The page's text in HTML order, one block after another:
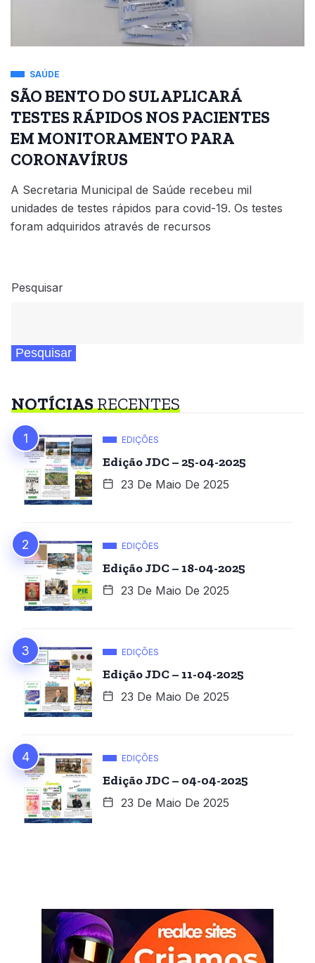
SAÚDE
SÃO BENTO DO SUL APLICARÁ
TESTES RÁPIDOS NOS PACIENTES
EM MONITORAMENTO PARA
CORONAVÍRUS
A Secretaria Municipal de Saúde recebeu mil
unidades de testes rápidos para covid-19. Os testes
foram adquiridos através de recursos
Pesquisar
Pesquisar
NOTÍCIASRECENTES
EDIÇÕES
Edição JDC – 25-04-2025
23 De Maio De 2025
EDIÇÕES
Edição JDC – 18-04-2025
23 De Maio De 2025
EDIÇÕES
Edição JDC – 11-04-2025
23 De Maio De 2025
EDIÇÕES
Edição JDC – 04-04-2025
23 De Maio De 2025